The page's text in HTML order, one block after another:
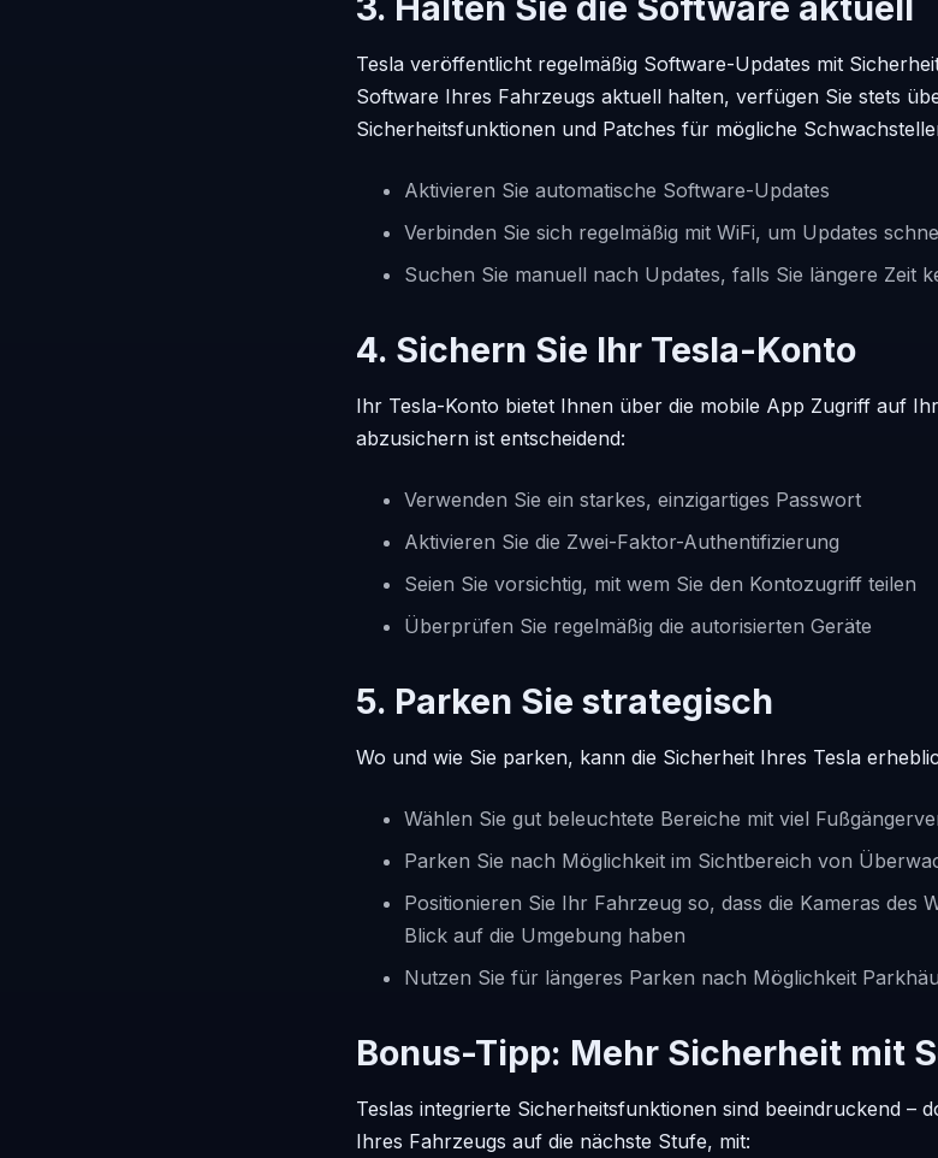
Tesla veröffentlicht regelmäßig Software-Updates mit
Software Ihres Fahrzeugs aktuell halten, verfügen Sie stets
Sicherheitsfunktionen und Patches für mögliche
Aktivieren Sie automatische Software-Updates
Verbinden Sie sich regelmäßig mit WiFi, um Updates
Suchen Sie manuell nach Updates, falls Sie längere Zeit
4. Sichern Sie Ihr Tesla-Konto
Ihr Tesla-Konto bietet Ihnen über die mobile App Zugriff auf
abzusichern ist entscheidend:
Verwenden Sie ein starkes, einzigartiges Passwort
Aktivieren Sie die Zwei-Faktor-Authentifizierung
Seien Sie vorsichtig, mit wem Sie den Kontozugriff teilen
Überprüfen Sie regelmäßig die autorisierten Geräte
5. Parken Sie strategisch
Wo und wie Sie parken, kann die Sicherheit Ihres Tesla
Wählen Sie gut beleuchtete Bereiche mit viel
Parken Sie nach Möglichkeit im Sichtbereich von
Positionieren Sie Ihr Fahrzeug so, dass die Kameras des
Blick auf die Umgebung haben
Nutzen Sie für längeres Parken nach Möglichkeit
Bonus-Tipp: Mehr Sicherheit mit
Teslas integrierte Sicherheitsfunktionen sind beeindruckend –
Ihres Fahrzeugs auf die nächste Stufe, mit: